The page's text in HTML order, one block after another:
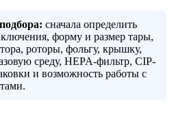
сначала определить
форму и размер тары,
роторы, фольгу, крышку,
среду, HEPA-фильтр, CIP-
и возможность работы с